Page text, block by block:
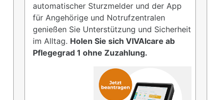
automatischer Sturzmelder und der App
für Angehörige und Notrufzentralen
genießen Sie Unterstützung und Sicherheit
im Alltag. Holen Sie sich VIVAIcare ab
Pflegegrad 1 ohne Zuzahlung.